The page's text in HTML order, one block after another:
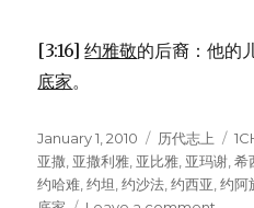
[3:16]约雅敬的后裔：他的
底家。
Posted
on
January 1, 2010 Categories
历代志上
亚撒 亚撒利雅 亚比雅 亚玛谢 ,希
约哈难 ,约坦 ,约沙法 ,约西亚 ,约阿